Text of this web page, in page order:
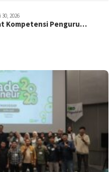
2026
Kompetensi Penguru…